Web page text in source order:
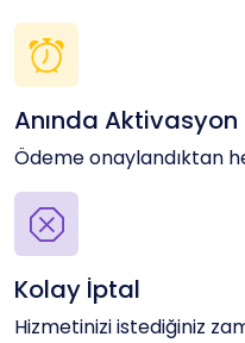
Anında Aktivasyon
Ödeme onaylandıktan
Kolay İptal
Hizmetinizi istediğiniz